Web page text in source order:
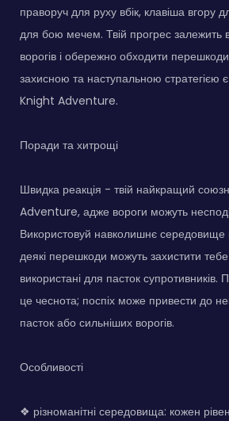
праворуч для руху вбік, клавіша вгору
для бою мечем. Твій прогрес залежить
ворогів і обережно обходити
захисною та наступальною стратегією
Knight Adventure.
Поради та хитрощі
Швидка реакція - твій найкращий
Adventure, адже вороги можуть
Використовуй навколишнє середовище
деякі перешкоди можуть захистити
використані для пасток
це чеснота; поспіх може привести до
пасток або сильніших ворогів.
Особливості
❖ різноманітні середовища: кожен